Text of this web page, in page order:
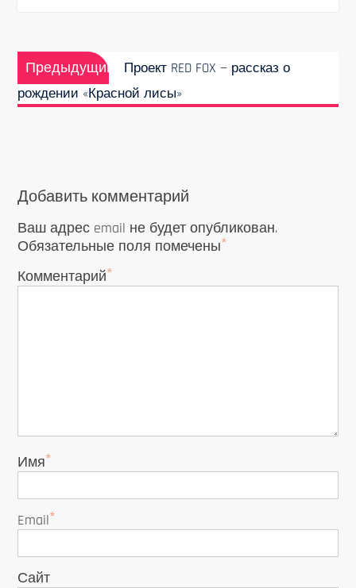
Навигация
по
записям
Предыдущий
Предыдущая
запись:
Проект RED FOX — рассказ о
рождении «Красной лисы»
Добавить комментарий
Ваш адрес email не будет опубликован.
Обязательные поля помечены*
Комментарий*
Имя*
Email*
Сайт